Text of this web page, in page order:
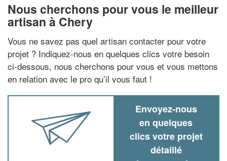
Nous cherchons pour vous le meilleur
artisan à Chery
Vous ne savez pas quel artisan contacter pour votre
projet ? Indiquez-nous en quelques clics votre besoin
ci-dessous, nous cherchons pour vous et vous mettons
en relation avec le pro qu’il vous faut !
Envoyez-nous
en quelques
clics votre projet
détaillé